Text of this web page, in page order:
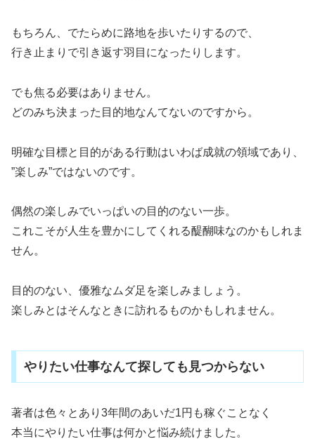
もちろん、でたらめに路地を歩いたりするので、
行き止まりで引き返す羽目になったりします。
でも焦る必要はありません。
どのみち決まった目的地なんてないのですから。
明確な目標と目的がある行動はいわば成就の領域であり、
”楽しみ”ではないのです。
偶然の楽しみでいっぱいの目的のない一歩。
これこそが人生を豊かにしてくれる醍醐味なのかもしれま
せん。
目的のない、優雅なムダ足を楽しみましょう。
楽しみとはそんなときに訪れるものかもしれません。
やりたい仕事なんて探しても見つからない
著者は色々とあり3年間のあいだ1円も稼ぐことなく
本当にやりたい仕事は何かと悩み続けました。